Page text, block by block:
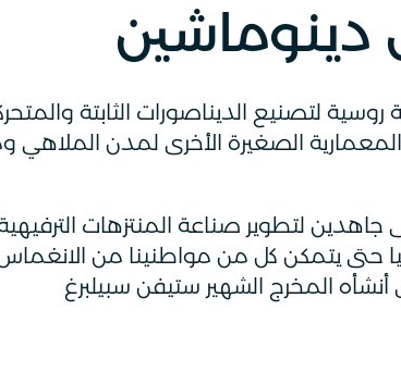
دينوماشين
لتصنيع الديناصورات الثابتة
الصغيرة الأخرى لمدن الملاهي
لتطوير صناعة المنتزهات
حتى يتمكن كل من مواطنينا من
أنشأه المخرج الشهير ستيفن سبيلبرغ